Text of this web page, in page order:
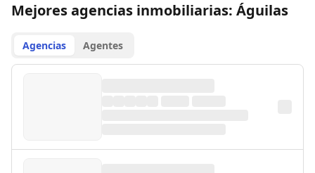
Mejores agencias inmobiliarias: Águilas
Agencias Agentes